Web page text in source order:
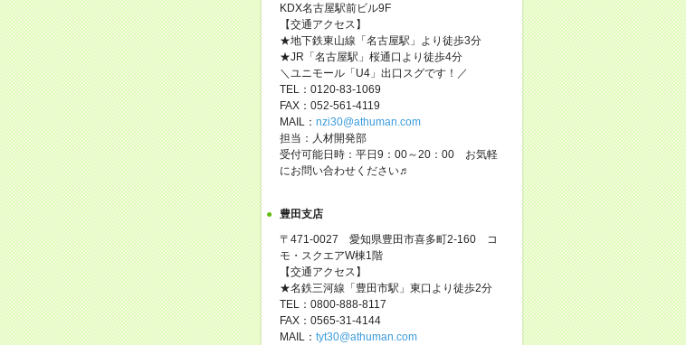
KDX名古屋駅前ビル9F
【交通アクセス】
★地下鉄東山線「名古屋駅」より徒歩3分
★JR「名古屋駅」桜通口より徒歩4分
＼ユニモール「U4」出口スグです！／
TEL：0120-83-1069
FAX：052-561-4119
MAIL： nzi30@athuman.com
担当：人材開発部
受付可能日時：平日9：00～20：00 お気軽
にお問い合わせください♬
豊田支店
〒471-0027 愛知県豊田市喜多町2-160 コ
モ・スクエアW棟1階
【交通アクセス】
★名鉄三河線「豊田市駅」東口より徒歩2分
TEL：0800-888-8117
FAX：0565-31-4144
MAIL： tyt30@athuman.com